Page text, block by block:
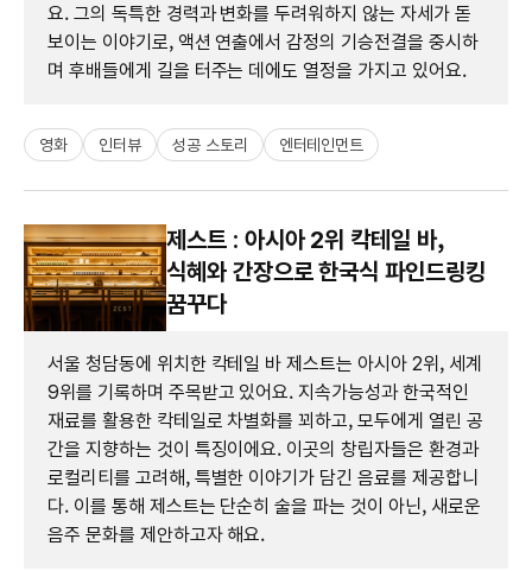
요. 그의 독특한 경력과 변화를 두려워하지 않는 자세가 돋
보이는 이야기로, 액션 연출에서 감정의 기승전결을 중시하
며 후배들에게 길을 터주는 데에도 열정을 가지고 있어요.
영화 인터뷰 성공 스토리 엔터테인먼트
제스트 : 아시아 2위 칵테일 바,
식혜와 간장으로 한국식 파인드링킹
꿈꾸다
서울 청담동에 위치한 칵테일 바 제스트는 아시아 2위, 세계
9위를 기록하며 주목받고 있어요. 지속가능성과 한국적인
재료를 활용한 칵테일로 차별화를 꾀하고, 모두에게 열린 공
간을 지향하는 것이 특징이에요. 이곳의 창립자들은 환경과
로컬리티를 고려해, 특별한 이야기가 담긴 음료를 제공합니
다. 이를 통해 제스트는 단순히 술을 파는 것이 아닌, 새로운
음주 문화를 제안하고자 해요.